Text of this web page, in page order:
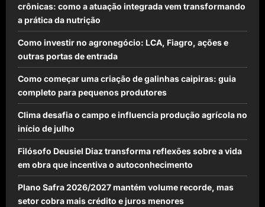
crônicas: como a atuação integrada vem transformando
a prática da nutrição
Como investir no agronegócio: LCA, Fiagro, ações e
outras portas de entrada
Como começar uma criação de galinhas caipiras: guia
completo para pequenos produtores
Clima desafia o campo e influencia produção agrícola no
início de julho
Filósofo Deusiel Diaz transforma reflexões sobre a vida
em obra que incentiva o autoconhecimento
Plano Safra 2026/2027 mantém volume recorde, mas
setor cobra mais crédito e juros menores